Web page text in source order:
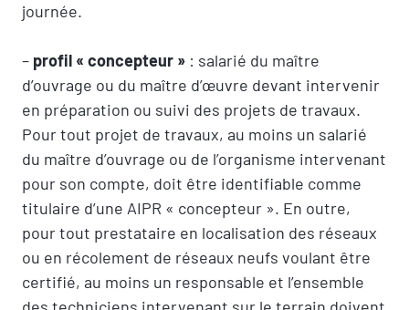
journée.
– profil « concepteur » : salarié du maître
d’ouvrage ou du maître d’œuvre devant intervenir
en préparation ou suivi des projets de travaux.
Pour tout projet de travaux, au moins un salarié
du maître d’ouvrage ou de l’organisme intervenant
pour son compte, doit être identifiable comme
titulaire d’une AIPR « concepteur ». En outre,
pour tout prestataire en localisation des réseaux
ou en récolement de réseaux neufs voulant être
certifié, au moins un responsable et l’ensemble